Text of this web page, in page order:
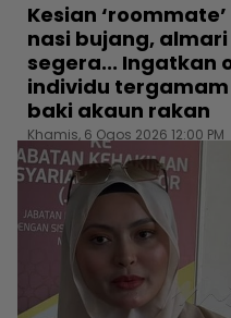
Kesian
nasi bujang,
segera... Ingatkan
individu
baki akaun rakan
Khamis, 6 Ogos 2026 12:00 PM